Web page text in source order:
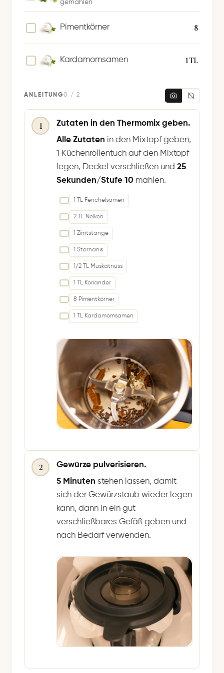
gemahlen
8
Pimentkörner
1 TL
Kardamomsamen
ANLEITUNG0 / 2
1
Zutaten in den Thermomix geben.
Alle Zutaten in den Mixtopf geben,
1 Küchenrollentuch auf den Mixtopf
legen, Deckel verschließen und 25
Sekunden/Stufe 10 mahlen.
1 TL Fenchelsamen
2 TL Nelken
1 Zimtstange
1 Sternanis
1/2 TL Muskatnuss
1 TL Koriander
8 Pimentkörner
1 TL Kardamomsamen
2
Gewürze pulverisieren.
5 Minuten stehen lassen, damit
sich der Gewürzstaub wieder legen
kann, dann in ein gut
verschließbares Gefäß geben und
nach Bedarf verwenden.